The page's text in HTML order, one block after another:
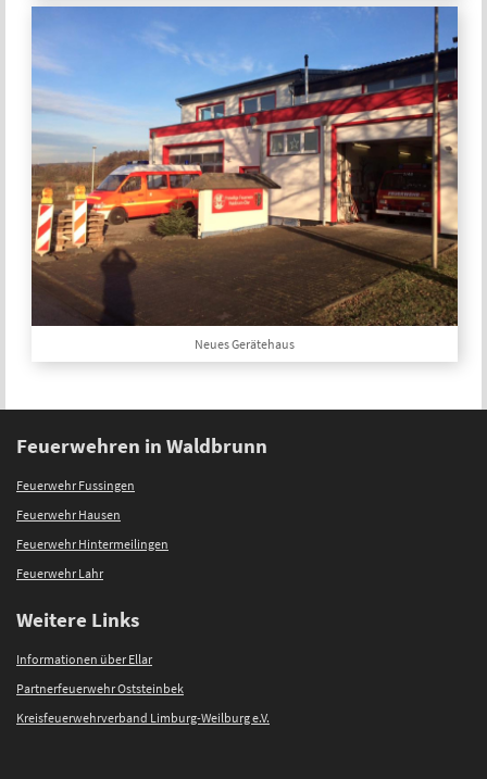
Neues Gerätehaus
Feuerwehren in Waldbrunn
Feuerwehr Fussingen
Feuerwehr Hausen
Feuerwehr Hintermeilingen
Feuerwehr Lahr
Weitere Links
Informationen über Ellar
Partnerfeuerwehr Oststeinbek
Kreisfeuerwehrverband Limburg-Weilburg e.V.